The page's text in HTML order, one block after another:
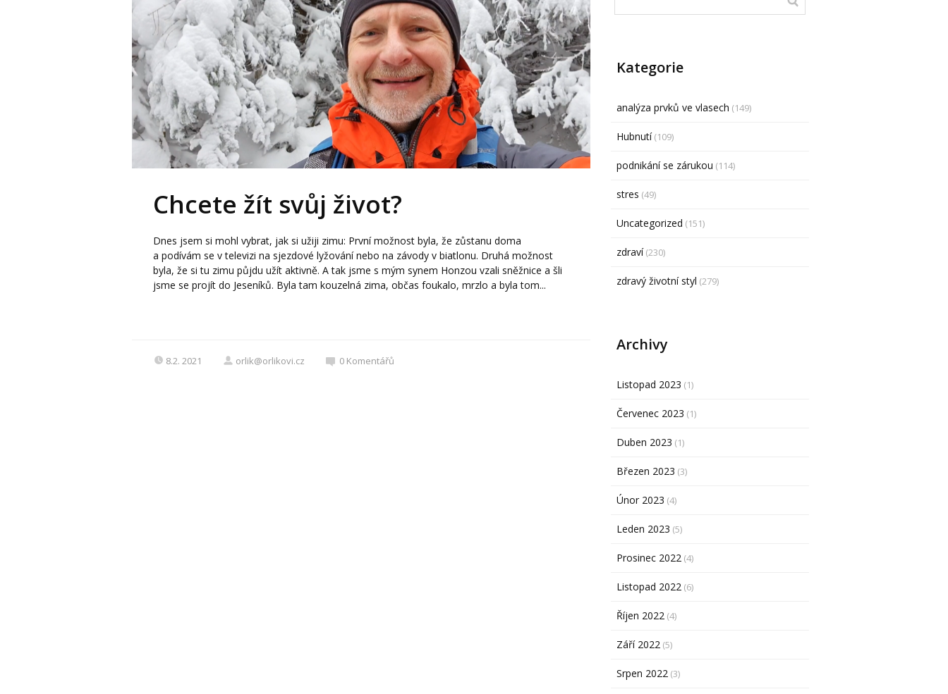
Chcete žít svůj život?
Dnes jsem si mohl vybrat, jak si užiji zimu: První možnost byla, že zůstanu doma
a podívám se v televizi na sjezdové lyžování nebo na závody v biatlonu. Druhá možnost
byla, že si tu zimu půjdu užít aktivně. A tak jsme s mým synem Honzou vzali sněžnice a šli
jsme se projít do Jeseníků. Byla tam kouzelná zima, občas foukalo, mrzlo a byla tom...
8.2. 2021 orlik@orlikovi.cz 0 Komentářů
Kategorie
analýza prvků ve vlasech (149)
Hubnutí(109)
podnikání se zárukou (114)
stres (49)
Uncategorized (151)
zdraví(230)
zdravý životní styl (279)
Archivy
Listopad 2023 (1)
Červenec 2023 (1)
Duben 2023 (1)
Březen 2023 (3)
Únor 2023 (4)
Leden 2023 (5)
Prosinec 2022 (4)
Listopad 2022 (6)
Říjen 2022 (4)
Září 2022 (5)
Srpen 2022 (3)